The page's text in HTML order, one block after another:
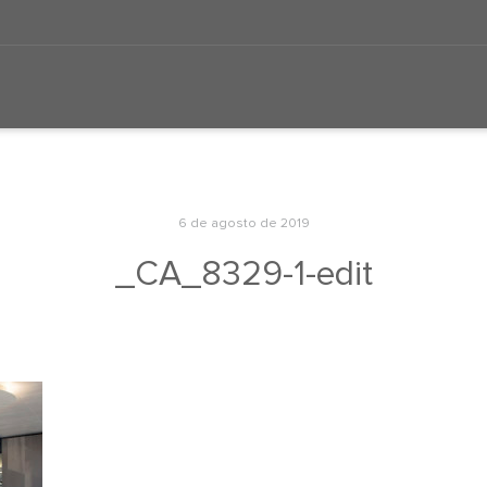
6 de agosto de 2019
_CA_8329-1-edit